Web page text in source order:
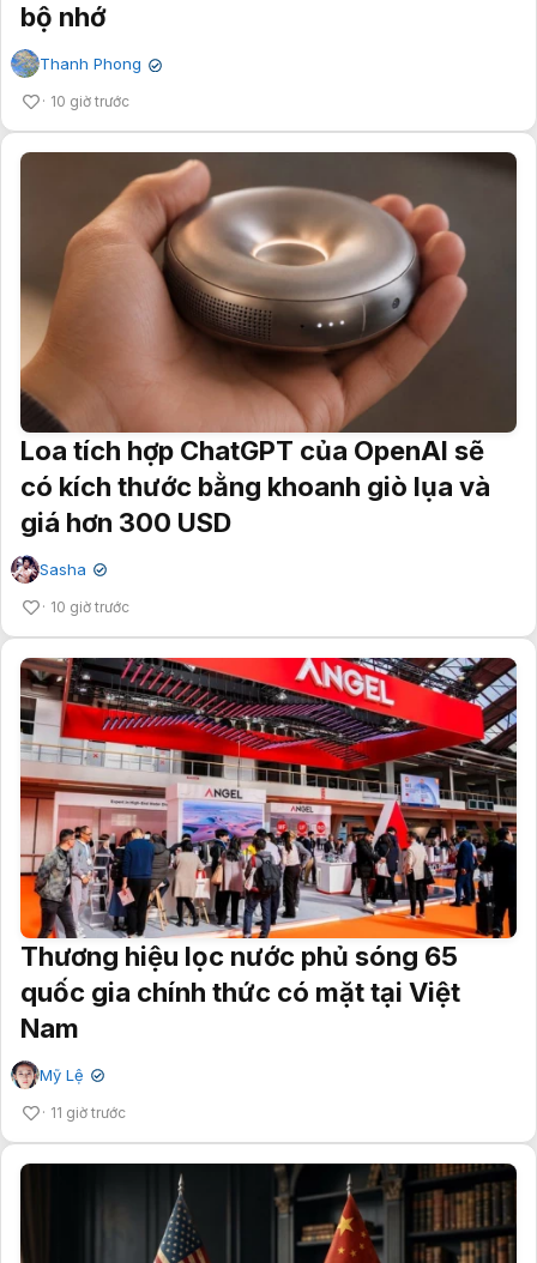
bộ nhớ
Thanh Phong ✔
10 giờ trước
Loa tích hợp ChatGPT của OpenAI sẽ
có kích thước bằng khoanh giò lụa và
giá hơn 300 USD
Sasha ✔
10 giờ trước
Thương hiệu lọc nước phủ sóng 65
quốc gia chính thức có mặt tại Việt
Nam
Mỹ Lệ ✔
11 giờ trước